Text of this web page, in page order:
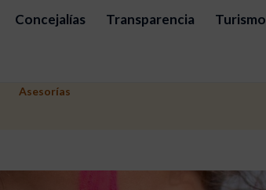
Concejalías Transparencia Turismo
Asesorías